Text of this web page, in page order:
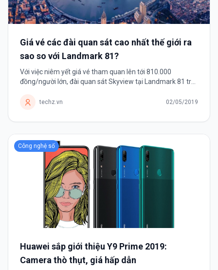
Giá vé các đài quan sát cao nhất thế giới ra
sao so với Landmark 81?
Với việc niêm yết giá vé tham quan lên tới 810.000
đồng/người lớn, đài quan sát Skyview tại Landmark 81 trở
techz.vn 02/05/2019
Công nghệ số
Huawei sắp giới thiệu Y9 Prime 2019:
Camera thò thụt, giá hấp dẫn